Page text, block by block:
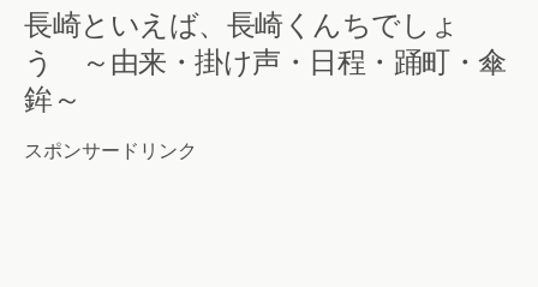
長崎といえば、長崎くんちでしょ
う ～由来・掛け声・日程・踊町・傘
鉾～
スポンサードリンク